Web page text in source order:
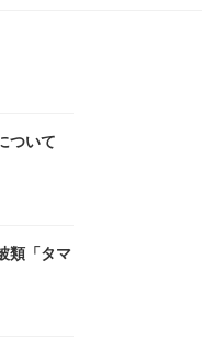
ついて
類「タマ